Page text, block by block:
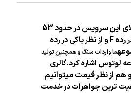
این سرویس در حدود 53
در رده F و از نظر پاکی در رده
ما واردات سنگ و همچنین تولید
لوتوس اشاره کرد.گالری
هم از نظر قیمت میتوانیم
ترین جواهرات در خدمت